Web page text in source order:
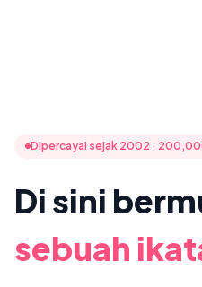
Dipercayai sejak 2002 ·
Di sini
sebuah